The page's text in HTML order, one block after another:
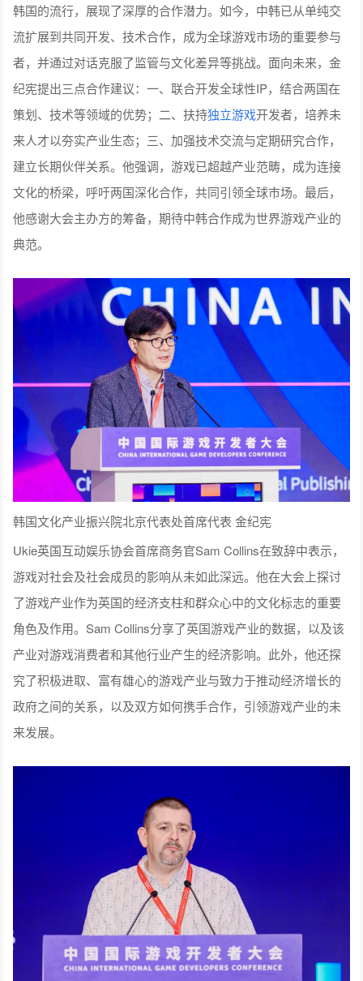
韩国的流行，展现了深厚的合作潜力。如今，中韩已从单纯交
流扩展到共同开发、技术合作，成为全球游戏市场的重要参与
者，并通过对话克服了监管与文化差异等挑战。面向未来，金
纪宪提出三点合作建议：一、联合开发全球性IP，结合两国在
策划、技术等领域的优势；二、扶持独立游戏开发者，培养未
来人才以夯实产业生态；三、加强技术交流与定期研究合作，
建立长期伙伴关系。他强调，游戏已超越产业范畴，成为连接
文化的桥梁，呼吁两国深化合作，共同引领全球市场。最后，
他感谢大会主办方的筹备，期待中韩合作成为世界游戏产业的
典范。
韩国文化产业振兴院北京代表处首席代表 金纪宪
Ukie英国互动娱乐协会首席商务官Sam Collins在致辞中表示，
游戏对社会及社会成员的影响从未如此深远。他在大会上探讨
了游戏产业作为英国的经济支柱和群众心中的文化标志的重要
角色及作用。Sam Collins分享了英国游戏产业的数据，以及该
产业对游戏消费者和其他行业产生的经济影响。此外，他还探
究了积极进取、富有雄心的游戏产业与致力于推动经济增长的
政府之间的关系，以及双方如何携手合作，引领游戏产业的未
来发展。